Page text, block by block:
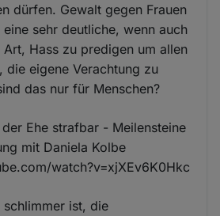
dürfen. Gewalt gegen Frauen
sehr deutliche, wenn auch
Hass zu predigen um allen
die eigene Verachtung zu
das nur für Menschen?
Ehe strafbar - Meilensteine
mit Daniela Kolbe
watch?v=xjXEv6K0Hkc
ist, die